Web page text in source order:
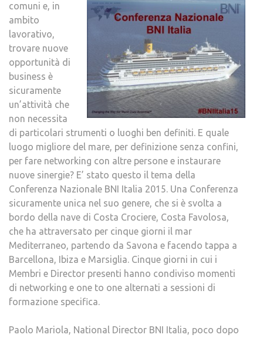
comuni e, in
ambito
lavorativo,
trovare nuove
opportunità di
business è
sicuramente
un’attività che
non necessita
di particolari strumenti o luoghi ben definiti. E quale
luogo migliore del mare, per definizione senza confini,
per fare networking con altre persone e instaurare
nuove sinergie? E’ stato questo il tema della
Conferenza Nazionale BNI Italia 2015. Una Conferenza
sicuramente unica nel suo genere, che si è svolta a
bordo della nave di Costa Crociere, Costa Favolosa,
che ha attraversato per cinque giorni il mar
Mediterraneo, partendo da Savona e facendo tappa a
Barcellona, Ibiza e Marsiglia. Cinque giorni in cui i
Membri e Director presenti hanno condiviso momenti
di networking e one to one alternati a sessioni di
formazione specifica.
Paolo Mariola, National Director BNI Italia, poco dopo